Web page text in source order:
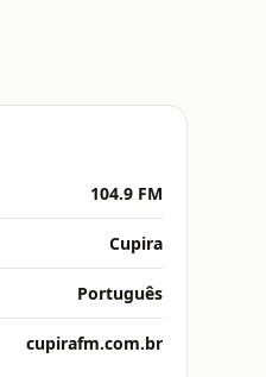
104.9 FM
Cupira
Português
cupirafm.com.br